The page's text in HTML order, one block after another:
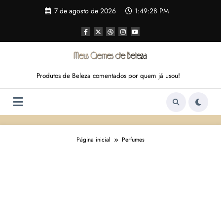
7 de agosto de 2026 1:49:29 PM
Produtos de Beleza comentados por quem já usou!
Página inicial Perfumes